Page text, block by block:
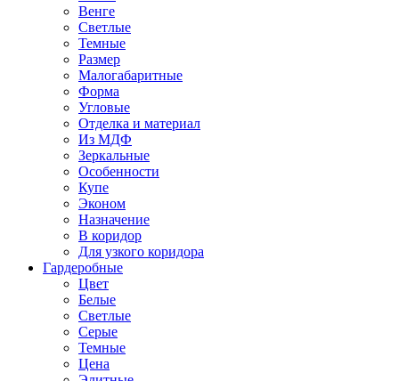
Венге
Светлые
Темные
Размер
Малогабаритные
Форма
Угловые
Отделка и материал
Из МДФ
Зеркальные
Особенности
Купе
Эконом
Назначение
В коридор
Для узкого коридора
Гардеробные
Цвет
Белые
Светлые
Серые
Темные
Цена